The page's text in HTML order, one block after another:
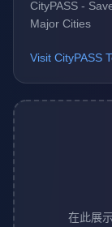
CityPASS -
Major Cities
Visit CityPASS
在此展